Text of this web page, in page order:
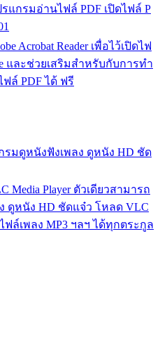
รแกรมอ่านไฟล์ PDF เปิดไฟล์ P
Acrobat Reader เพื่อไว้เปิดไฟ
และช่วยเสริมสำหรับกับการทำ
ฟล์ PDF ได้ ฟรี
กรมดูหนังฟังเพลง ดูหนัง HD ชัด
Player ตัวเดียวสามารถ
ดูหนัง HD ชัดแจ๋ว โหลด VLC
ฟล์เพลง MP3 ฯลฯ ได้ทุกตระกูล